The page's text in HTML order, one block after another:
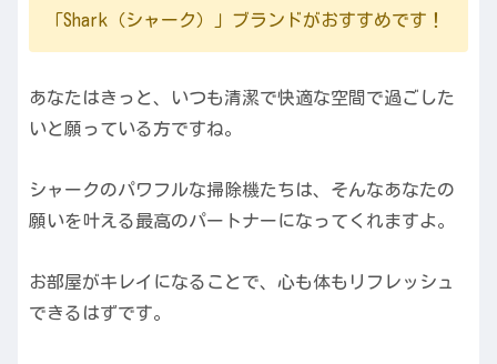
「Shark（シャーク）」ブランドがおすすめです！
あなたはきっと、いつも清潔で快適な空間で過ごした
いと願っている方ですね。
シャークのパワフルな掃除機たちは、そんなあなたの
願いを叶える最高のパートナーになってくれますよ。
お部屋がキレイになることで、心も体もリフレッシュ
できるはずです。